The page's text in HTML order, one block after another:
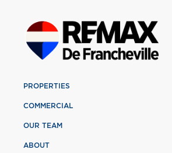
PROPERTIES
COMMERCIAL
OUR TEAM
ABOUT